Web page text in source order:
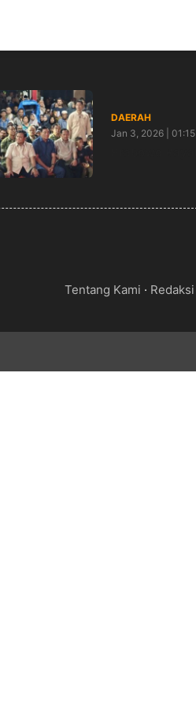
DAERAH
Jan 3, 2026 | 01:15
Tentang Kami · Redaksi